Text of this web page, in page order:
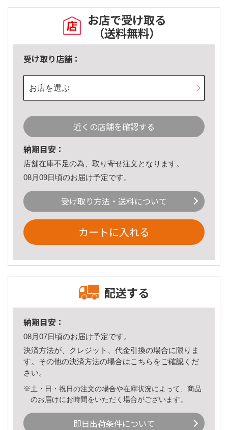
お店で受け取る
（送料無料）
受け取り店舗：
お店を選ぶ
近くの店舗を確認する
納期目安：
店舗在庫不足の為、取り寄せ注文となります。
08月09日頃のお届け予定です。
受け取り方法・送料について
カートに入れる
配送する
納期目安：
08月07日頃のお届け予定です。
決済方法が、クレジット、代金引換の場合に限りま
す。その他の決済方法の場合はこちら をご確認くだ
さい。
※土・日・祝日の注文の場合や在庫状況によって、商品
のお届けにお時間をいただく場合がございます。
即日出荷条件について